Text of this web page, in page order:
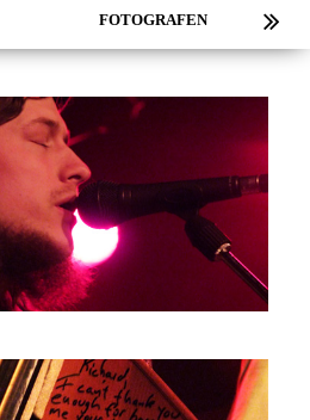
FOTOGRAFEN
MARC DE KROSSE
PEER
MISCHA VEENEMA
JEROEN DEKKER
BOB DE VRIES
RICHARD POSTMA
SASKIA LUDDEN
ANNA HIEP
MARTSEN HUT
ARSEN TSKHAY